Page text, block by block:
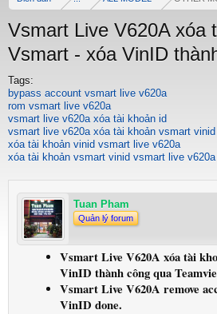
Vsmart Live V620A xóa
Vsmart - xóa VinID
Tags:
bypass account vsmart live v620a
rom vsmart live v620a
vsmart live v620a xóa tài khoản id
vsmart live v620a xóa tài khoản vsmart vinid
xóa tài khoản vinid vsmart live v620a
xóa tài khoản vsmart vinid vsmart live v620a
Tuan Pham
Quản lý forum
Vsmart Live V620A xóa tài
VinID thành công qua
Vsmart Live V620A remove
VinID done.